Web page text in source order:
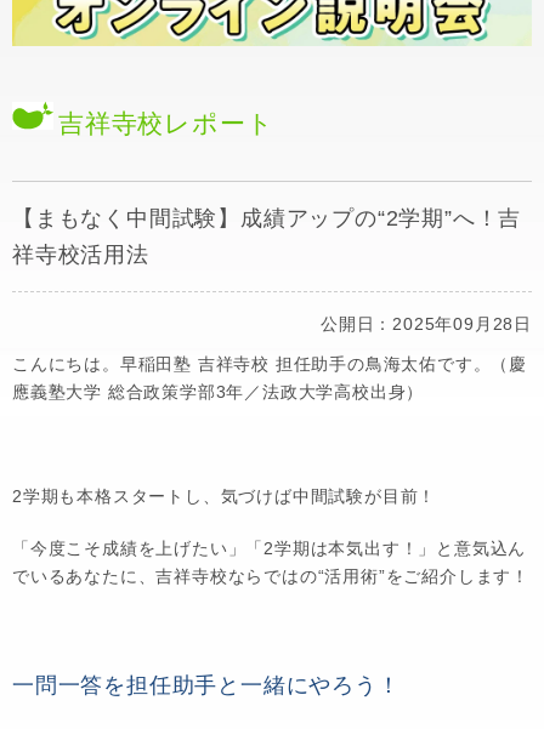
吉祥寺校 レポート
【まもなく中間試験】成績アップの“2学期”へ！吉
祥寺校活用法
公開日：2025年09月28日
こんにちは。早稲田塾 吉祥寺校 担任助手の鳥海太佑です。（慶
應義塾大学 総合政策学部3年／法政大学高校出身）
2学期も本格スタートし、気づけば中間試験が目前！
「今度こそ成績を上げたい」「2学期は本気出す！」と意気込ん
でいるあなたに、吉祥寺校ならではの“活用術”をご紹介します！
一問一答を担任助手と一緒にやろう！